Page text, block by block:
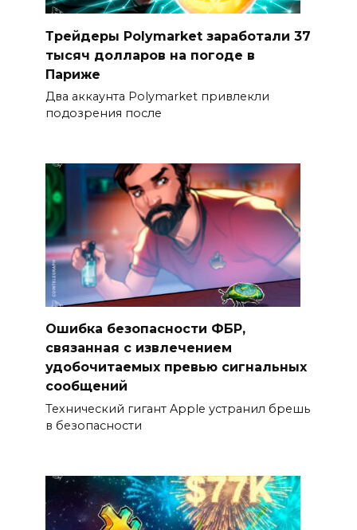
Трейдеры Polymarket заработали 37
тысяч долларов на погоде в
Париже
Два аккаунта Polymarket привлекли
подозрения после
Ошибка безопасности ФБР,
связанная с извлечением
удобочитаемых превью сигнальных
сообщений
Технический гигант Apple устранил брешь
в безопасности